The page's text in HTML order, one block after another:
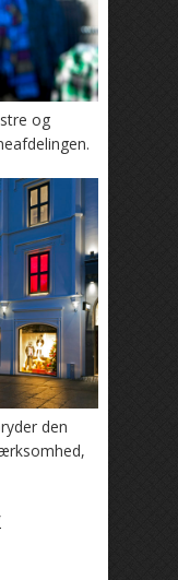
og
den